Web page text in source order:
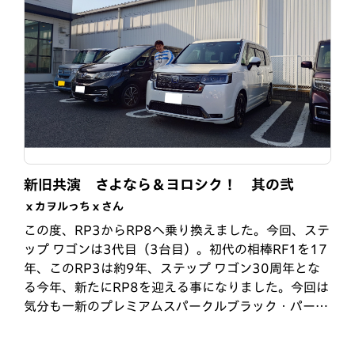
親子でステップワゴン
ぱぱえもんさん
娘に子供が生まれ、ヴェゼルでは手狭になり、おじい
ちゃんになった私が、20代の頃、LA-RF3に乗ってい
たので、私の勧めと娘も子供の頃ステップワゴンで育
ってるのもあり、他社のミニバンも色々ありますが1
択でした。2,000ccのハイブリッドで、走りがとても
5台目のステップワゴン
Nickさん
1997年に最初のステップワゴンを購入してから30年
近く経ちました。今回のRP8で5台目のステップワゴ
ンです。「こどもといっしょにどこいこう。」のコピ
ーに感化され、子育て時代をステップワゴンで過ごし
ましたが、子供も皆自立し、そろそろ小さい車にしよ
新旧共演 さよなら＆ヨロシク！ 其の弐
ｘカヲルっちｘさん
この度、RP3からRP8へ乗り換えました。今回、ステ
ップ ワゴンは3代目（3台目）。初代の相棒RF1を17
年、このRP3は約9年、ステップ ワゴン30周年とな
る今年、新たにRP8を迎える事になりました。今回は
気分も一新のプレミアムスパークルブラック・パール